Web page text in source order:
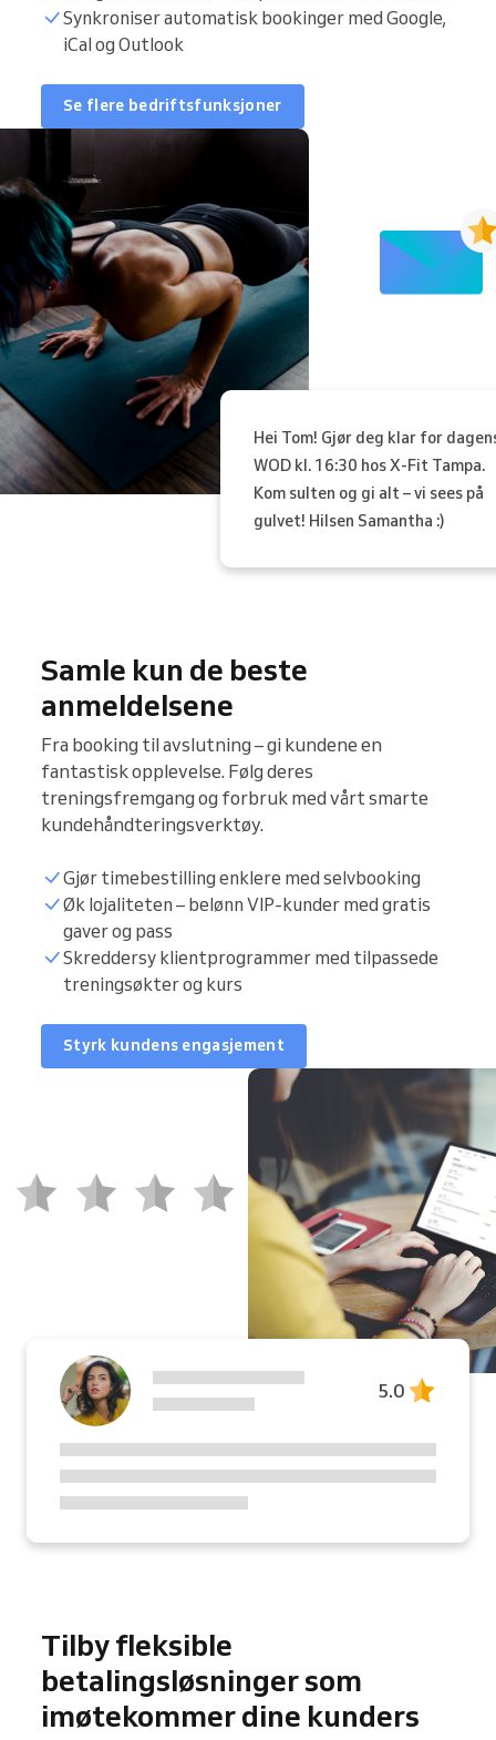
Hei Tom! Gjør deg klar for
WOD kl. 16:30 hos X-Fit Tampa.
Kom sulten og gi alt – vi sees på
gulvet! Hilsen Samantha :)
Synkroniser automatisk bookinger med Google,
iCal og Outlook
Se flere bedriftsfunksjoner
5.0
Samle kun de beste
anmeldelsene
Fra booking til avslutning – gi kundene en
fantastisk opplevelse. Følg deres
treningsfremgang og forbruk med vårt smarte
kundehåndteringsverktøy.
Gjør timebestilling enklere med selvbooking
Øk lojaliteten – belønn VIP-kunder med gratis
gaver og pass
Skreddersy klientprogrammer med tilpassede
treningsøkter og kurs
Styrk kundens engasjement
Tilby fleksible
betalingsløsninger som
imøtekommer dine kunders